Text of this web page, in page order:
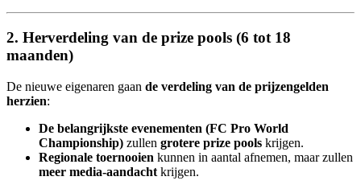
2. Herverdeling van de prize pools (6 tot 18
maanden)
De nieuwe eigenaren gaan de verdeling van de prijzengelden
herzien:
De belangrijkste evenementen (FC Pro World
Championship) zullen grotere prize pools krijgen.
Regionale toernooien kunnen in aantal afnemen, maar zullen
meer media-aandacht krijgen.